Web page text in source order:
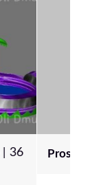
6złbrutto